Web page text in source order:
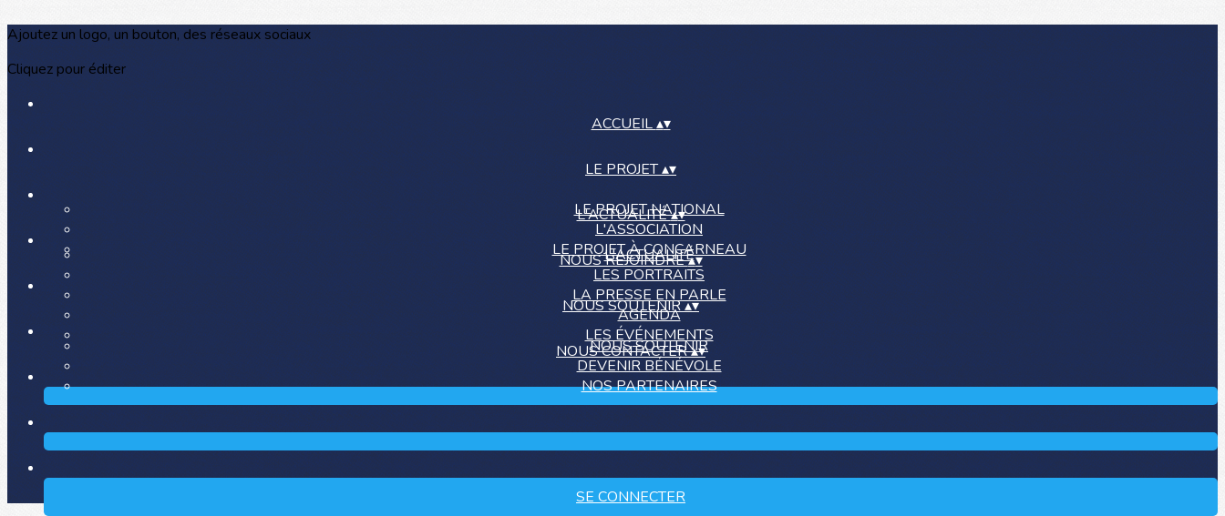
Ajoutez un logo, un bouton, des réseaux sociaux
Cliquez pour éditer
ACCUEIL▴▾
LE PROJET▴▾
LE PROJET NATIONAL
L'ASSOCIATION
LE PROJET À CONCARNEAU
L'ACTUALITÉ▴▾
L'ACTUALITÉ
LES PORTRAITS
LA PRESSE EN PARLE
AGENDA
LES ÉVÉNEMENTS
NOUS REJOINDRE▴▾
NOUS SOUTENIR▴▾
NOUS SOUTENIR
DEVENIR BÉNÉVOLE
NOS PARTENAIRES
NOUS CONTACTER▴▾
SE CONNECTER